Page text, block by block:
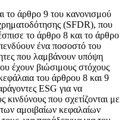
το άρθρο 9 του κανονισμού
(SFDR), που
το άρθρο 8 και το άρθρο
ένα ποσοστό του
που λαμβάνουν υπόψη
έχουν βιώσιμους στόχους
του άρθρου 8 και 9
ESG για να
κινδύνους που σχετίζονται με
των αμοιβαίων κεφαλαίων